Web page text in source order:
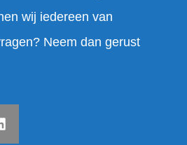
wij iedereen van
Neem dan gerust